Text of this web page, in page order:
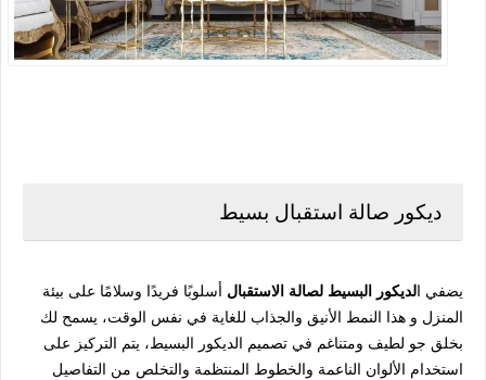
ديكور صالة استقبال بسيط
يضفي الديكور البسيط لصالة الاستقبال أسلوبًا فريدًا وسلامًا على بيئة
المنزل و هذا النمط الأنيق والجذاب للغاية في نفس الوقت، يسمح لك
بخلق جو لطيف ومتناغم في تصميم الديكور البسيط، يتم التركيز على
استخدام الألوان الناعمة والخطوط المنتظمة والتخلص من التفاصيل